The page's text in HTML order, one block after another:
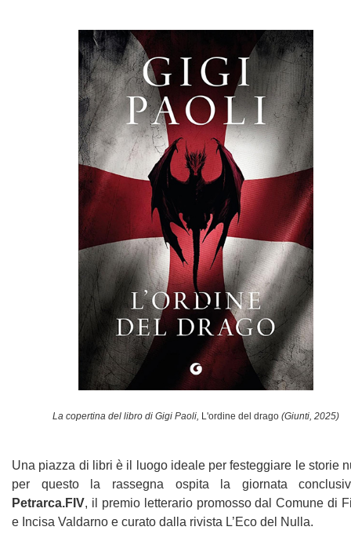
La copertina del libro di Gigi Paoli, L'ordine del drago (Giunti, 2025)
Una piazza di libri è il luogo ideale per festeggiare le storie
per questo la rassegna ospita la giornata
Petrarca.FIV, il premio letterario promosso dal Comune di
e Incisa Valdarno e curato dalla rivista L’Eco del Nulla.